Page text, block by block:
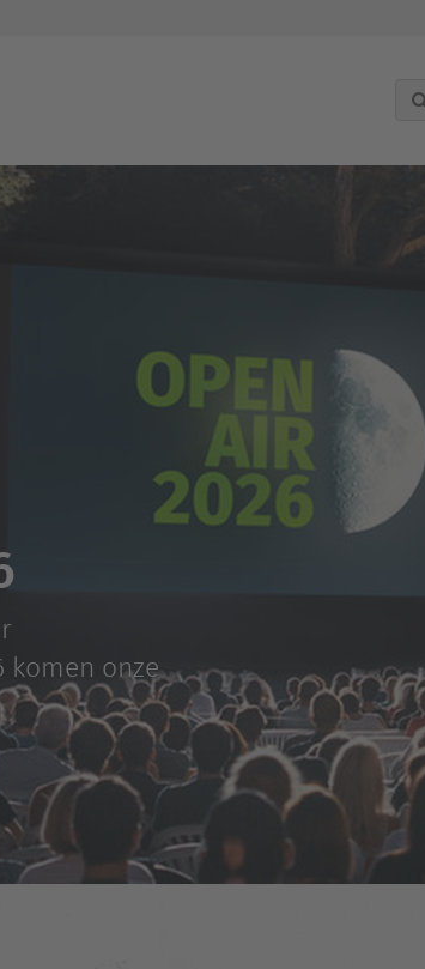
komen onze